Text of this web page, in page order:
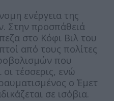
ενέργεια της
Στην προσπάθειά
στο Κόφι Βιλ του
από τους πολίτες
που
τέσσερις, ενώ
ο Έμετ
σε ισόβια.